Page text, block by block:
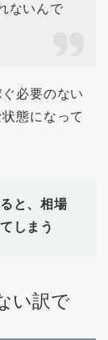
ないんで
必要のない
態になって
と、相場
しまう
い訳で